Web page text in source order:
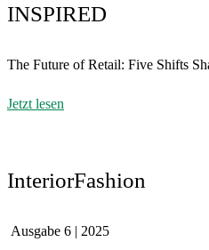
INSPIRED
The Future of Retail: Five Shifts
Jetzt lesen
InteriorFashion
Ausgabe 6 | 2025